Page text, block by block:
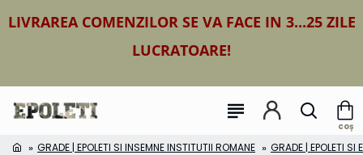
LIVRAREA COMENZILOR SE VA FACE IN 3...25 ZILE
LUCRATOARE!
GRADE | EPOLETI SI INSEMNE INSTITUTII ROMANE GRADE | EPOLETI SI